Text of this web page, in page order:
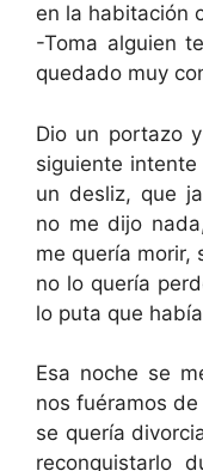
en la habitación
-Toma alguien
quedado muy
Dio un portazo
siguiente
un desliz, que
no me dijo
me quería morir,
no lo quería
lo puta que
Esa noche se
nos fuéramos
se quería
reconquistarlo